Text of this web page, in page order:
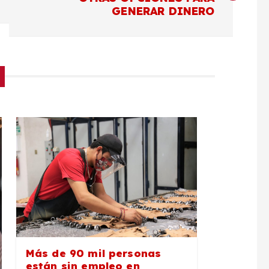
GENERAR DINERO
Más de 90 mil personas
están sin empleo en